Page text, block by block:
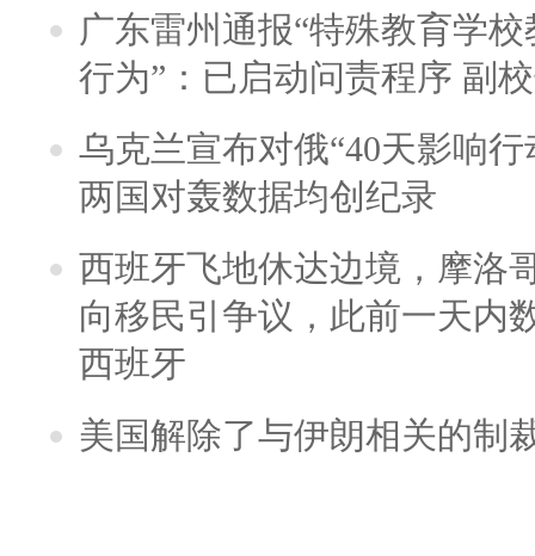
广东雷州通报“特殊教育学
行为”：已启动问责程序 副
乌克兰宣布对俄“40天影响
两国对轰数据均创纪录
西班牙飞地休达边境，摩洛
向移民引争议，此前一天内
西班牙
美国解除了与伊朗相关的制